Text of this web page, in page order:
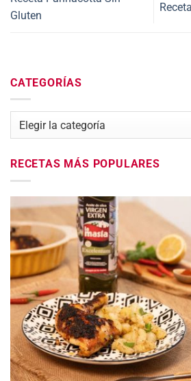
Gluten
CATEGORÍAS
Categorías
RECETAS MÁS POPULARES